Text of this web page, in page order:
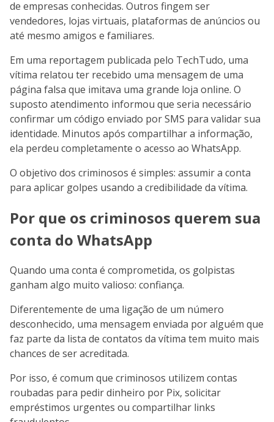
de empresas conhecidas. Outros fingem ser
vendedores, lojas virtuais, plataformas de anúncios ou
até mesmo amigos e familiares.
Em uma reportagem publicada pelo TechTudo, uma
vítima relatou ter recebido uma mensagem de uma
página falsa que imitava uma grande loja online. O
suposto atendimento informou que seria necessário
confirmar um código enviado por SMS para validar sua
identidade. Minutos após compartilhar a informação,
ela perdeu completamente o acesso ao WhatsApp.
O objetivo dos criminosos é simples: assumir a conta
para aplicar golpes usando a credibilidade da vítima.
Por que os criminosos querem sua
conta do WhatsApp
Quando uma conta é comprometida, os golpistas
ganham algo muito valioso: confiança.
Diferentemente de uma ligação de um número
desconhecido, uma mensagem enviada por alguém que
faz parte da lista de contatos da vítima tem muito mais
chances de ser acreditada.
Por isso, é comum que criminosos utilizem contas
roubadas para pedir dinheiro por Pix, solicitar
empréstimos urgentes ou compartilhar links